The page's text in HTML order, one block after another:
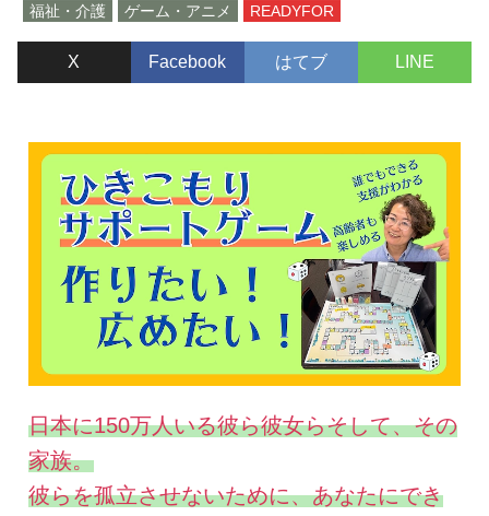
福祉・介護 ゲーム・アニメ READYFOR
X Facebook はてブ LINE
日本に150万人いる彼ら彼女らそして、その
家族。
彼らを孤立させないために、あなたにでき